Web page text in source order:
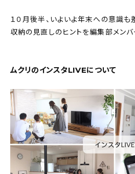
キッチン
ギフト
キッズ
１０月後半、いよいよ年末への意識も
収納の見直しのヒントを編集部メン
ムクリのインスタLIVEについて